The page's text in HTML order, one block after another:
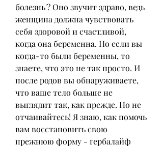
болезнь'? Оно звучит здраво, ведь
женщина должна чувствовать
себя здоровой и счастливой,
когда она беременна. Но если вы
когда-то были беременны, то
знаете, что это не так просто. И
после родов вы обнаруживаете,
что ваше тело больше не
выглядит так, как прежде. Но не
отчаивайтесь! Я знаю, как помочь
вам восстановить свою
прежнюю форму - гербалайф